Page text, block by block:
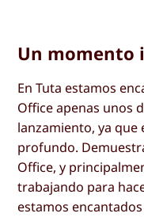
Un momento
En Tuta estamos
Office apenas unos
lanzamiento, ya
profundo.
Office, y
trabajando para
estamos